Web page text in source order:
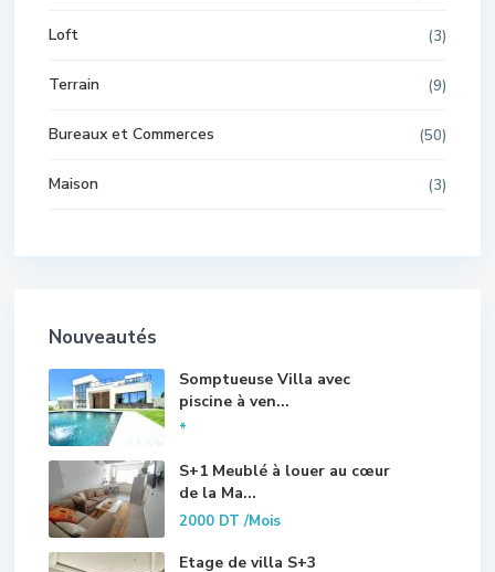
Loft (3)
Terrain (9)
Bureaux et Commerces (50)
Maison (3)
Nouveautés
Somptueuse Villa avec
piscine à ven...
*
S+1 Meublé à louer au cœur
de la Ma...
2000 DT/Mois
Etage de villa S+3